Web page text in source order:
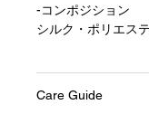
-コンポジション
シルク・ポリエス
Care Guide